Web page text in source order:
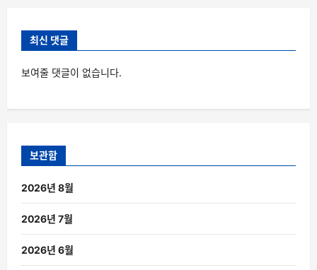
최신 댓글
보여줄 댓글이 없습니다.
보관함
2026년 8월
2026년 7월
2026년 6월